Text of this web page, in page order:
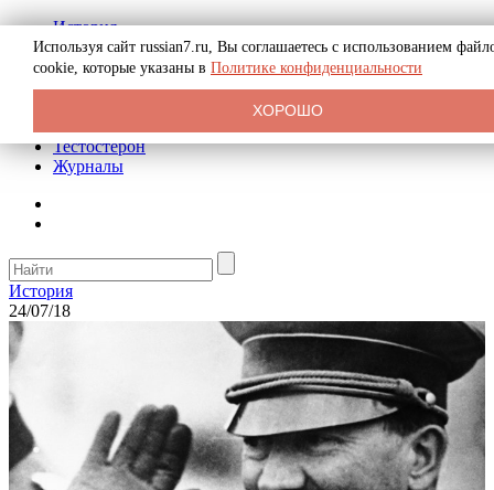
История
Биография
Криминал
Реклама на сайте
Тестостерон
Журналы
История
24/07/18
Используя сайт russian7.ru, Вы соглашаетесь с использованием
cookie, которые указаны в Политике конфиденциальности
ХОРОШО